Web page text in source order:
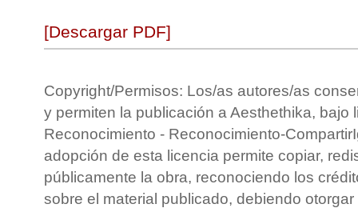
[Descargar PDF]
Copyright/Permisos: Los/as autores/as
y permiten la publicación a Aesthethika, bajo
Reconocimiento - Reconocimiento-
adopción de esta licencia permite copiar,
públicamente la obra, reconociendo los
sobre el material publicado, debiendo